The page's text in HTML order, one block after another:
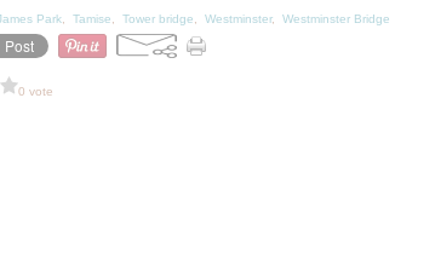
Park Tamise Tower bridge Westminster, Westminster Bridge
0 vote